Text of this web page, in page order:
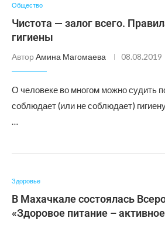
Общество
Чистота — залог всего.
гигиены
Автор Амина Магомаева 08.08.2019
О человеке во многом можно судить
соблюдает (или не соблюдает)
…
Здоровье
В Махачкале состоялась
«Здоровое питание –